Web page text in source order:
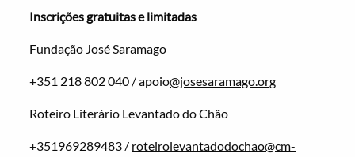
Inscrições gratuitas e limitadas
Fundação José Saramago
+351 218 802 040 / apoio@josesaramago.org
Roteiro Literário Levantado do Chão
+351969289483 / roteirolevantadodochao@cm-